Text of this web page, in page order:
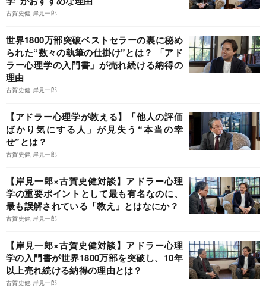
古賀史健,岸見一郎
世界1800万部突破ベストセラーの裏に秘め
られた“数々の執筆の仕掛け”とは？ 「アド
ラー心理学の入門書」が売れ続ける納得の
理由
古賀史健,岸見一郎
【アドラー心理学が教える】「他人の評価
ばかり気にする人」が見失う“本当の幸
せ”とは？
古賀史健,岸見一郎
【岸見一郎×古賀史健対談】アドラー心理
学の重要ポイントとして最も有名なのに、
最も誤解されている「教え」とはなにか？
古賀史健,岸見一郎
【岸見一郎×古賀史健対談】アドラー心理
学の入門書が世界1800万部を突破し、10年
以上売れ続ける納得の理由とは？
古賀史健,岸見一郎